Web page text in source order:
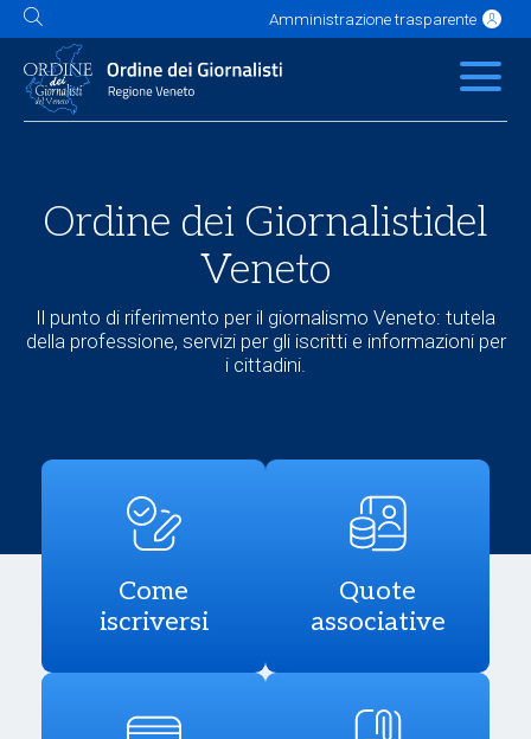
Amministrazione trasparente
L'Ordine News Servizi Albo
Contatti Link utili
Ordine dei Giornalistidel
Veneto
Il punto di riferimento per il giornalismo Veneto: tutela
della professione, servizi per gli iscritti e informazioni per
i cittadini.
Come
iscriversi
Quote
associative